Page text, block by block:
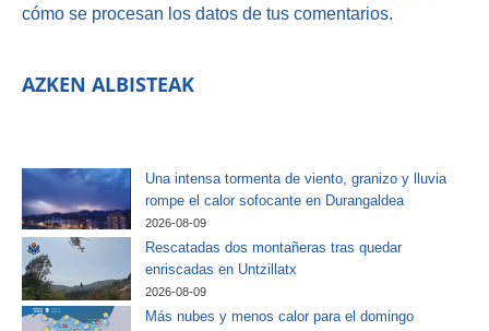
cómo se procesan los datos de tus comentarios.
AZKEN ALBISTEAK
Una intensa tormenta de viento, granizo y lluvia
rompe el calor sofocante en Durangaldea
2026-08-09
Rescatadas dos montañeras tras quedar
enriscadas en Untzillatx
2026-08-09
Más nubes y menos calor para el domingo